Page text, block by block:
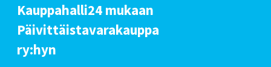
Kauppahalli24 mukaan
Päivittäistavarakauppa
ry:hyn